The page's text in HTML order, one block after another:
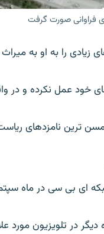
فراوانی صورت گرفت
زیادی را به او به
خود عمل نکرده و در
و هر دوی آنها مسن ترین نامزدهای
ای بی سی در ماه
در تلویزیون مورد